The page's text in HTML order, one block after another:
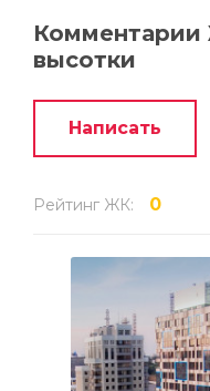
высотки
Написать
Рейтинг ЖК: 0